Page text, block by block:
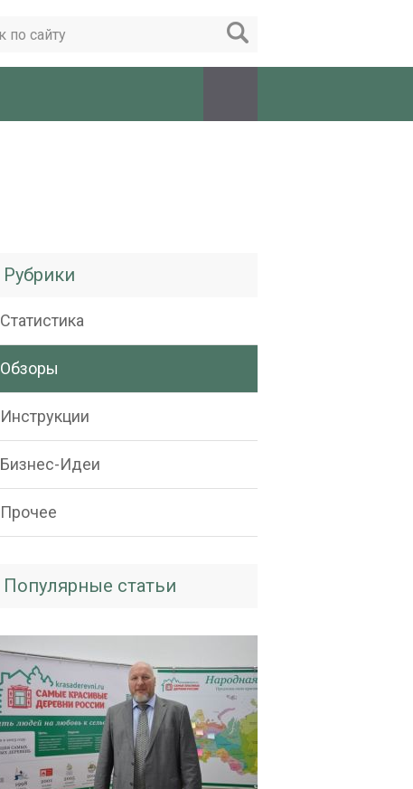
Рубрики
Статистика
Обзоры
Инструкции
Бизнес-Идеи
Прочее
Популярные статьи